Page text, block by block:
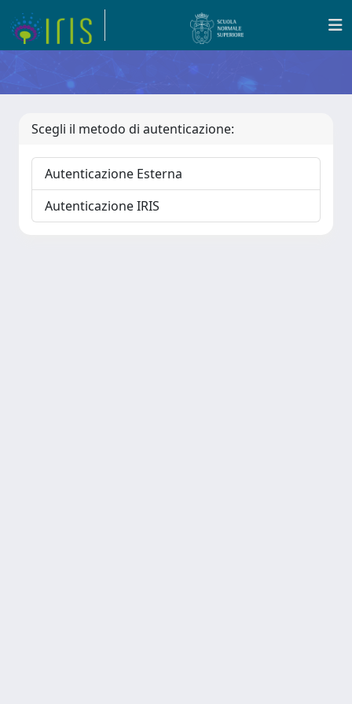
Scegli il metodo di autenticazione:
Autenticazione Esterna
Autenticazione IRIS